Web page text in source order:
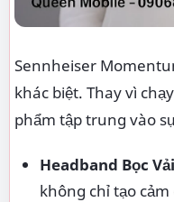
Sennheiser
khác biệt. Thay vì
phẩm tập trung vào
Headband Bọc
không chỉ tạo